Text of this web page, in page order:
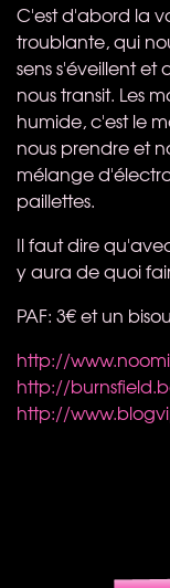
C'est d'abord la
troublante, qui
sens s'éveillent
nous transit. Les
humide, c'est le
nous prendre et
mélange
paillettes.
Il faut dire
y aura de quoi
PAF: 3€ et un bisou
http://
http://
http://